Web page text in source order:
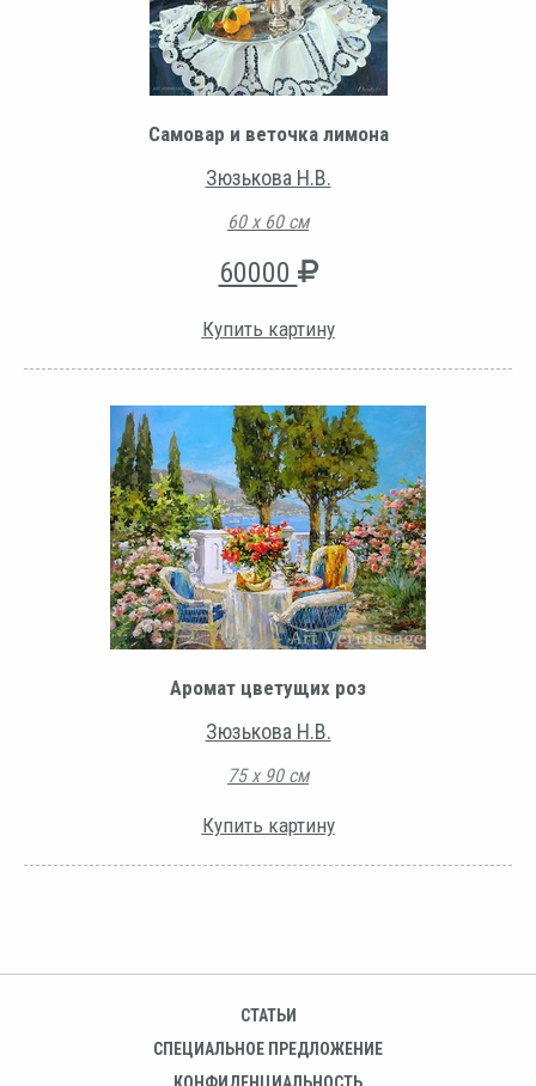
Самовар и веточка лимона
Зюзькова Н.В.
60 х 60 см
60000
Купить картину
Аромат цветущих роз
Зюзькова Н.В.
75 х 90 см
Купить картину
СТАТЬИ
СПЕЦИАЛЬНОЕ ПРЕДЛОЖЕНИЕ